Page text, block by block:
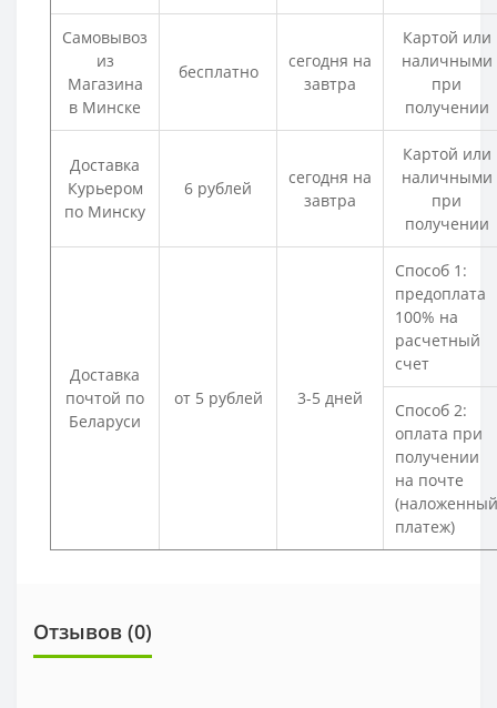
Самовывоз
из
Магазина
в Минске
бесплатно
сегодня на
завтра
Картой или
наличными
при
получении
Доставка
Курьером
по Минску
6 рублей
сегодня на
завтра
Картой или
наличными
при
получении
Доставка
почтой по
Беларуси
от 5 рублей 3-5 дней
Способ 1:
предоплата
100% на
расчетный
счет
Способ 2:
оплата при
получении
на почте
(наложенный
платеж)
Отзывов (0)